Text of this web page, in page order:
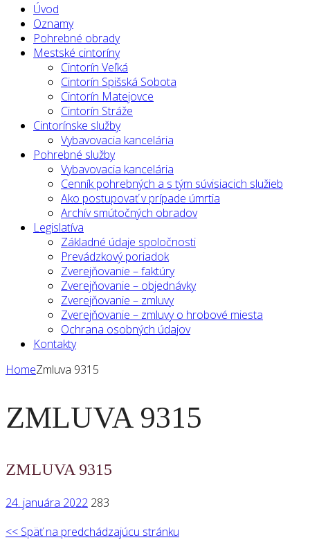
Úvod
Oznamy
Pohrebné obrady
Mestské cintoríny
Cintorín Veľká
Cintorín Spišská Sobota
Cintorín Matejovce
Cintorín Stráže
Cintorínske služby
Vybavovacia kancelária
Pohrebné služby
Vybavovacia kancelária
Cenník pohrebných a s tým súvisiacich služieb
Ako postupovať v prípade úmrtia
Archív smútočných obradov
Legislatíva
Základné údaje spoločnosti
Prevádzkový poriadok
Zverejňovanie – faktúry
Zverejňovanie – objednávky
Zverejňovanie – zmluvy
Zverejňovanie – zmluvy o hrobové miesta
Ochrana osobných údajov
Kontakty
HomeZmluva 9315
ZMLUVA 9315
ZMLUVA 9315
24. januára 2022 283
<< Späť na predchádzajúcu stránku